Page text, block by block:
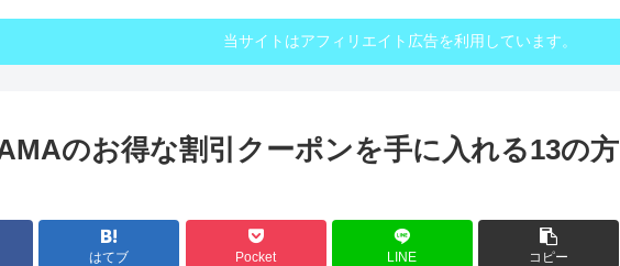
当サイトはアフィリエイト広告を利用しています。
のお得な割引クーポンを手に入れる13の方
はてブ Pocket LINE コピー